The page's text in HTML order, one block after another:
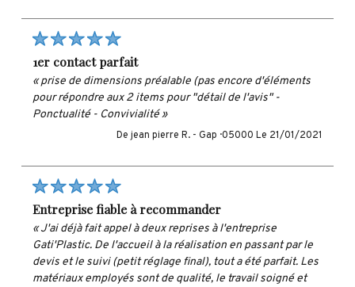
1er contact parfait
« prise de dimensions préalable (pas encore d'éléments
pour répondre aux 2 items pour "détail de l'avis" -
Ponctualité - Convivialité »
De jean pierre R. - Gap · 05000 Le 21/01/2021
entreprise fiable à recommander
« J'ai déjà fait appel à deux reprises à l'entreprise
Gati'Plastic. De l'accueil à la réalisation en passant par le
devis et le suivi (petit réglage final), tout a été parfait. Les
matériaux employés sont de qualité, le travail soigné et